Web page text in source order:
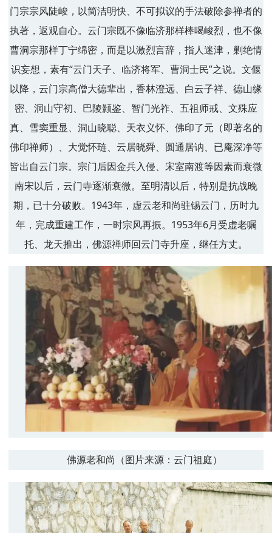
门宗宗风陡峻，以简洁明快、不可拟议的手法破除参禅者的
执著，返观自心。云门宗既不像临济那样棒喝峻烈，也不像
曹洞宗那样丁宁绵密，而是以激烈言辞，指人迷津，剿绝情
识妄想，素有“云门天子、临济将军、曹洞士民”之说。文偃
以降，云门宗高僧大德辈出，香林澄远、白云子祥、德山缘
密、洞山守初、巴陵颢鉴、智门光祚、五祖师戒、文殊应
真、雪窦重显、洞山晓聪、天衣义怀、佛印了元（即著名的
佛印禅师）、大觉怀琏、云居晓舜、圆通居讷、已庵深净等
皆出自云门宗。宗门后因金兵入侵、宋室南渡等因素而衰微
南宋以后，云门寺逐渐衰微。至明清以后，特别是抗战晚
期，已十分破败。1943年，虚云老和尚驻锡云门，历时九
年，完成重建工作，一时宗风再振。1953年6月受虚老嘱
托、龙天推出，佛源禅师回云门寺升座，继任方丈。
佛源老和尚（图片来源：云门祖庭）